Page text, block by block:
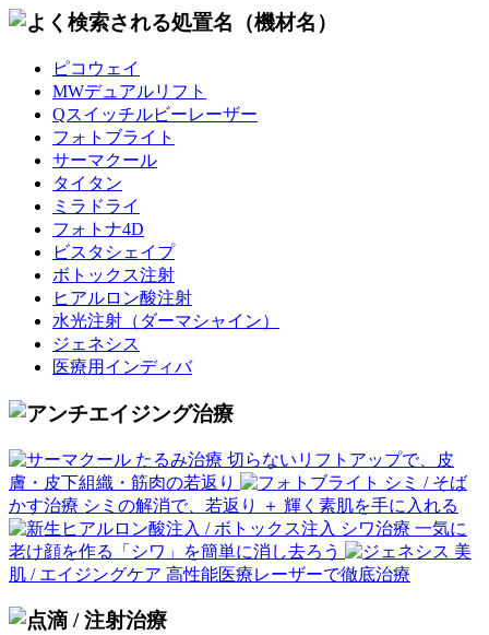
ピコウェイ
MWデュアルリフト
Qスイッチルビーレーザー
フォトブライト
サーマクール
タイタン
ミラドライ
フォトナ4D
ビスタシェイプ
ボトックス注射
ヒアルロン酸注射
水光注射 （ダーマシャイン）
ジェネシス
医療用インディバ
たるみ治療 切らないリフトアップで、皮
膚・皮下組織・筋肉の若返り
シミ / そば
かす治療 シミの解消で、若返り ＋ 輝く素肌を手に入れる
シワ治療 一気に
老け顔を作る「シワ」を簡単に消し去ろう
美
肌 / エイジングケア 高性能医療レーザーで徹底治療